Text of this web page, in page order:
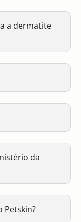
a dermatite
da
Petskin?